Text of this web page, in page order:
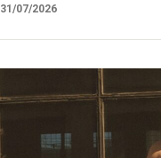
31/07/2026